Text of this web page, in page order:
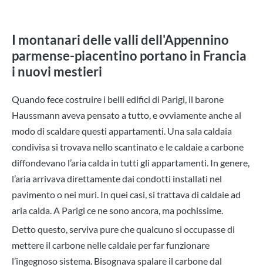
I montanari delle valli dell'Appennino
parmense-piacentino portano in Francia
i nuovi mestieri
Quando fece costruire i belli edifici di Parigi, il barone
Haussmann aveva pensato a tutto, e ovviamente anche al
modo di scaldare questi appartamenti. Una sala caldaia
condivisa si trovava nello scantinato e le caldaie a carbone
diffondevano l’aria calda in tutti gli appartamenti. In genere,
l’aria arrivava direttamente dai condotti installati nel
pavimento o nei muri. In quei casi, si trattava di caldaie ad
aria calda. A Parigi ce ne sono ancora, ma pochissime.
Detto questo, serviva pure che qualcuno si occupasse di
mettere il carbone nelle caldaie per far funzionare
l’ingegnoso sistema. Bisognava spalare il carbone dal